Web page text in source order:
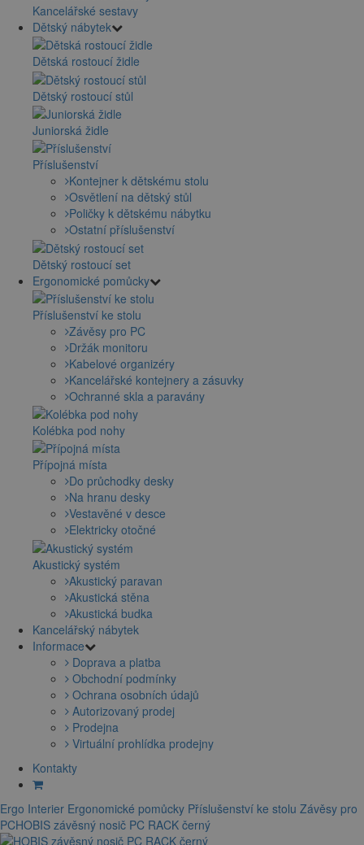
Kancelářské sestavy
Dětský nábytek
Dětská rostoucí židle
Dětský rostoucí stůl
Juniorská židle
Příslušenství
Kontejner k dětskému stolu
Osvětlení na dětský stůl
Poličky k dětskému nábytku
Ostatní příslušenství
Dětský rostoucí set
Ergonomické pomůcky
Příslušenství ke stolu
Závěsy pro PC
Držák monitoru
Kabelové organizéry
Kancelářské kontejnery a zásuvky
Ochranné skla a paravány
Kolébka pod nohy
Přípojná místa
Do průchodky desky
Na hranu desky
Vestavěné v desce
Elektricky otočné
Akustický systém
Akustický paravan
Akustická stěna
Akustická budka
Kancelářský nábytek
Informace
Doprava a platba
Obchodní podmínky
Ochrana osobních údajů
Autorizovaný prodej
Prodejna
Virtuální prohlídka prodejny
Kontakty
Ergo Interier Ergonomické pomůcky Příslušenství ke stolu Závěsy pro
PCHOBIS závěsný nosič PC RACK černý